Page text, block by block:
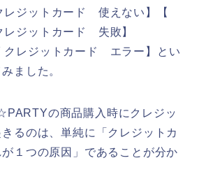
ジットカード 使えない】【
ジットカード 失敗】
クレジットカード エラー】とい
ました。
の商品購入時にクレジッ
るのは、単純に「クレジットカ
１つの原因」であることが分か